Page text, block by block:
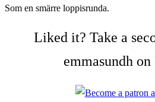
Som en smärre loppisrunda.
Liked it? Take a
emmasundh on